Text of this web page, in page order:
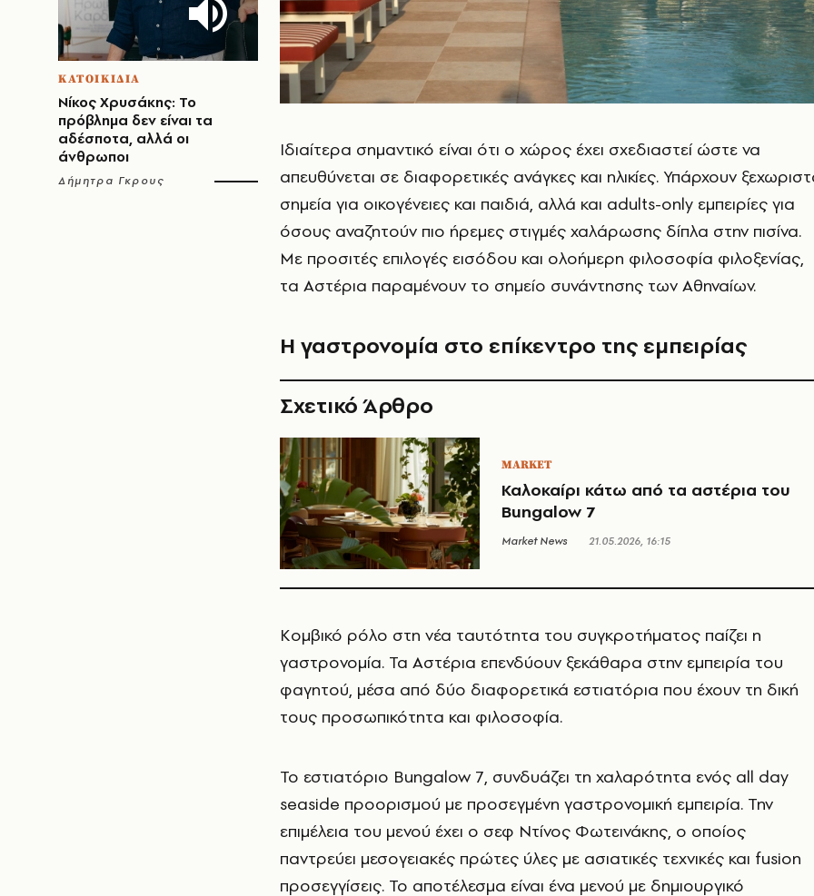
ΚΑΤΟΙΚΙΔΙΑ
Νίκος Χρυσάκης: Το
πρόβλημα δεν είναι τα
αδέσποτα, αλλά οι
άνθρωποι
Δήμητρα Γκρους
Ιδιαίτερα σημαντικό είναι ότι ο χώρος έχει σχεδιαστεί ώστε να
απευθύνεται σε διαφορετικές ανάγκες και ηλικίες. Υπάρχουν
σημεία για οικογένειες και παιδιά, αλλά και adults-only εμπειρίες για
όσους αναζητούν πιο ήρεμες στιγμές χαλάρωσης δίπλα στην πισίνα.
Με προσιτές επιλογές εισόδου και ολοήμερη φιλοσοφία φιλοξενίας,
τα Αστέρια παραμένουν το σημείο συνάντησης των Αθηναίων.
Η γαστρονομία στο επίκεντρο της εμπειρίας
Σχετικό Άρθρο
MARKET
Καλοκαίρι κάτω από τα αστέρια του
Bungalow 7
Market News 21.05.2026, 16:15
Κομβικό ρόλο στη νέα ταυτότητα του συγκροτήματος παίζει η
γαστρονομία. Τα Αστέρια επενδύουν ξεκάθαρα στην εμπειρία του
φαγητού, μέσα από δύο διαφορετικά εστιατόρια που έχουν τη δική
τους προσωπικότητα και φιλοσοφία.
Το εστιατόριο Bungalow 7, συνδυάζει τη χαλαρότητα ενός all day
seaside προορισμού με προσεγμένη γαστρονομική εμπειρία. Την
επιμέλεια του μενού έχει ο σεφ Ντίνος Φωτεινάκης, ο οποίος
παντρεύει μεσογειακές πρώτες ύλες με ασιατικές τεχνικές και fusion
προσεγγίσεις. Το αποτέλεσμα είναι ένα μενού με δημιουργικό